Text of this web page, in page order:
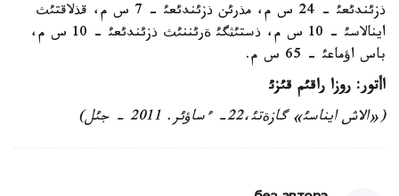
ذزئندئعئ - 24 س م، مذرئن ذزئندئعئ - 7 س م، قذلاقتئث
اينالاسئ - 10 س م، ذستئثگئ ةرئننئث ذزئندئعئ - 10 س م،
باس اؤماعئ - 65 س م.
اأتور: روزا راقئم قئزئ
(«الاش ايناسئ» گازةتئ،22- ءساؤئر. 2011 - جئل)